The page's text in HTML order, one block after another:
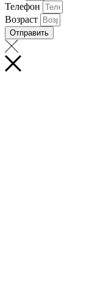
Телефон
Возраст
Отправить